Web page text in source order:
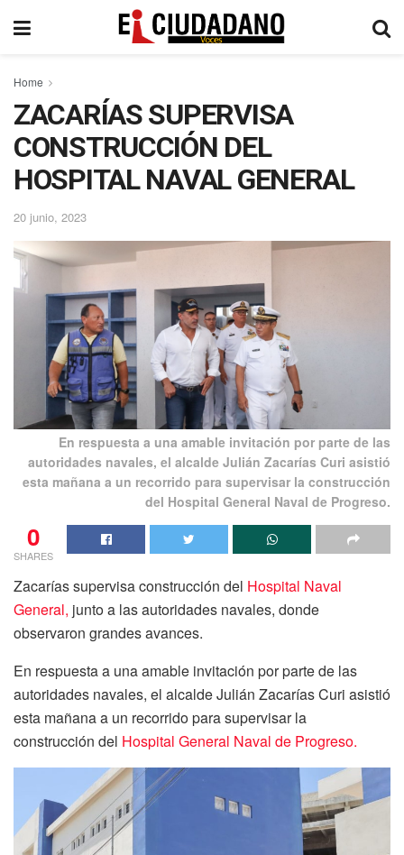
Home
ZACARÍAS SUPERVISA
CONSTRUCCIÓN DEL
HOSPITAL NAVAL GENERAL
20 junio, 2023
En respuesta a una amable invitación por parte de las
autoridades navales, el alcalde Julián Zacarías Curi asistió
esta mañana a un recorrido para supervisar la construcción
del Hospital General Naval de Progreso.
0
SHARES
Zacarías supervisa construcción del Hospital Naval
General, junto a las autoridades navales, donde
observaron grandes avances.
En respuesta a una amable invitación por parte de las
autoridades navales, el alcalde Julián Zacarías Curi asistió
esta mañana a un recorrido para supervisar la
construcción del Hospital General Naval de Progreso.